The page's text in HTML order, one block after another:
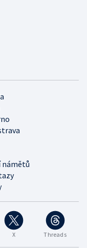
X Threads
námětů